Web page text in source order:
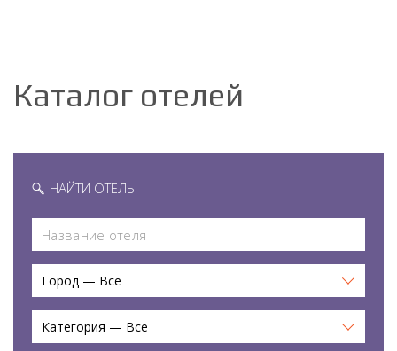
Каталог отелей
НАЙТИ ОТЕЛЬ
Город — Все
Категория — Все